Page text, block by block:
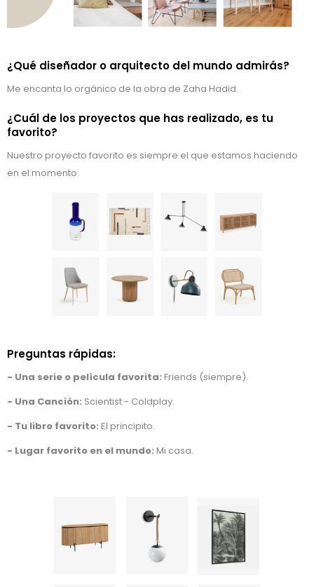
¿Qué diseñador o arquitecto del mundo admirás?
Me encanta lo orgánico de la obra de Zaha Hadid.
¿Cuál de los proyectos que has realizado, es tu
favorito?
Nuestro proyecto favorito es siempre el que estamos haciendo
en el momento.
Preguntas rápidas:
- Una serie o película favorita: Friends (siempre).
- Una Canción: Scientist - Coldplay.
- Tu libro favorito: El principito.
- Lugar favorito en el mundo: Mi casa.